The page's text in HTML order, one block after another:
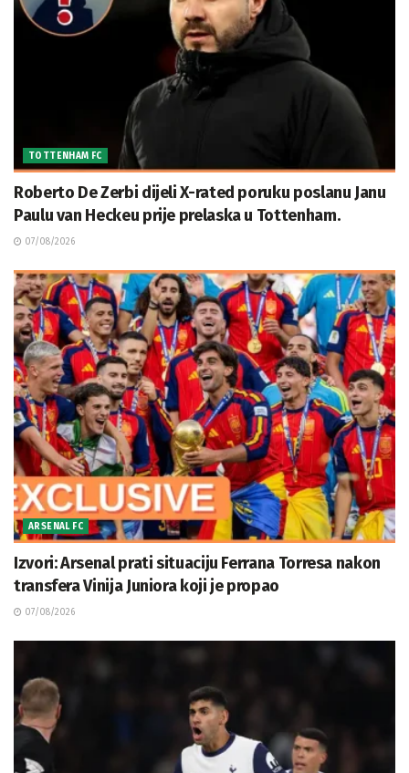
TOTTENHAM FC
Roberto De Zerbi dijeli X-rated poruku poslanu Janu
Paulu van Heckeu prije prelaska u Tottenham.
07/08/2026
ARSENAL FC
Izvori: Arsenal prati situaciju Ferrana Torresa nakon
transfera Vinija Juniora koji je propao
07/08/2026